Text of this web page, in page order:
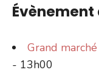
Évènement
Grand
- 13h00